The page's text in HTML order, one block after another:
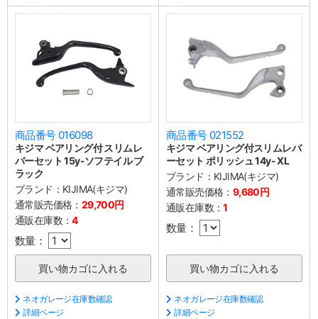
商品番号 016098
キジマ ベアリング付 スリムレ
バーセット 15y-ソフテイル ブ
ラック
ブランド： KIJIMA(キジマ)
通常販売価格： 29,700円
通販在庫数：4
数量：
ネオガレージ在庫数確認
詳細ページ
商品番号 021552
キジマ ベアリング付スリムレバ
ーセット ポリッシュ 14y- XL
ブランド： KIJIMA(キジマ)
通常販売価格： 9,680円
通販在庫数：1
数量：
ネオガレージ在庫数確認
詳細ページ